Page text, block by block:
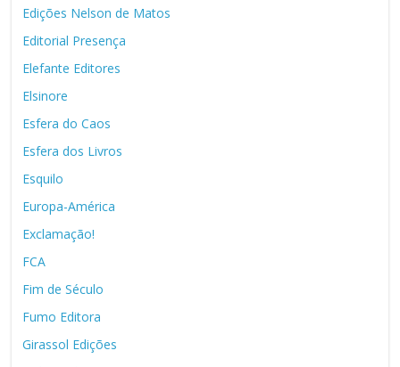
Edições Nelson de Matos
Editorial Presença
Elefante Editores
Elsinore
Esfera do Caos
Esfera dos Livros
Esquilo
Europa-América
Exclamação!
FCA
Fim de Século
Fumo Editora
Girassol Edições